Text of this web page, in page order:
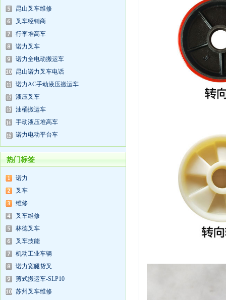
昆山叉车维修
叉车经销商
行李堆高车
诺力叉车
诺力全电动搬运车
昆山诺力叉车电话
诺力AC手动液压搬运车
液压叉车
油桶搬运车
手动液压堆高车
诺力电动平台车
热门标签
诺力
叉车
维修
叉车维修
林德叉车
叉车技能
机动工业车辆
诺力宽腿货叉
剪式搬运车-SLP10
苏州叉车维修